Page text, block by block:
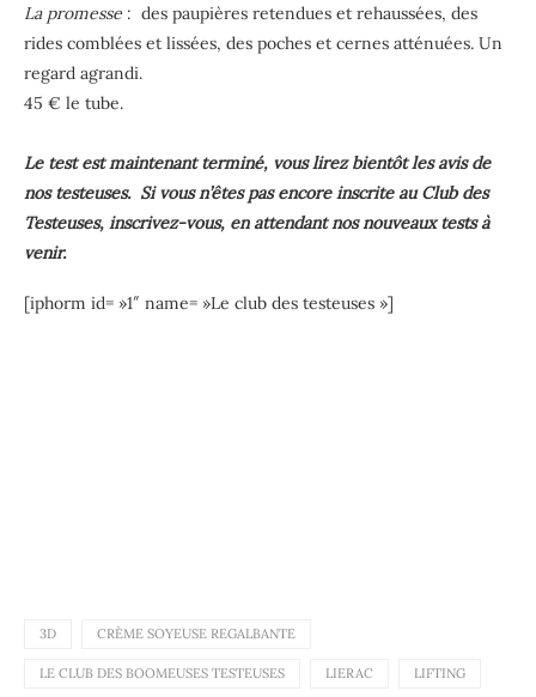
La promesse : des paupières retendues et rehaussées, des
rides comblées et lissées, des poches et cernes atténuées. Un
regard agrandi.
45 € le tube.
Le test est maintenant terminé, vous lirez bientôt les avis de
nos testeuses. Si vous n’êtes pas encore inscrite au Club des
Testeuses, inscrivez-vous, en attendant nos nouveaux tests à
venir.
[iphorm id= »1″ name= »Le club des testeuses »]
3D CRÈME SOYEUSE REGALBANTE
LE CLUB DES BOOMEUSES TESTEUSES LIERAC LIFTING